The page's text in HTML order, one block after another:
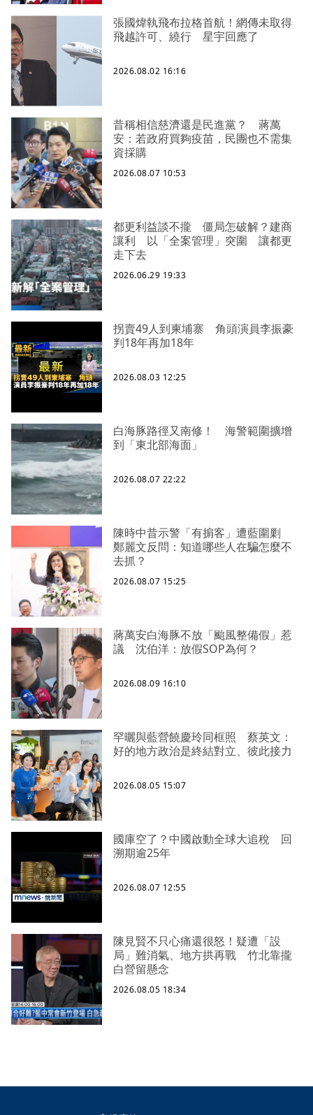
張國煒執飛布拉格首航！網傳未取得
飛越許可、繞行 星宇回應了
2026.08.02 16:16
昔稱相信慈濟還是民進黨？ 蔣萬
安：若政府買夠疫苗，民團也不需集
資採購
2026.08.07 10:53
都更利益談不攏 僵局怎破解？建商
讓利 以「全案管理」突圍 讓都更
走下去
2026.06.29 19:33
拐賣49人到柬埔寨 角頭演員李振豪
判18年再加18年
2026.08.03 12:25
白海豚路徑又南修！ 海警範圍擴增
到「東北部海面」
2026.08.07 22:22
陳時中昔示警「有掮客」遭藍圍剿
鄭麗文反問：知道哪些人在騙怎麼不
去抓？
2026.08.07 15:25
蔣萬安白海豚不放「颱風整備假」惹
議 沈伯洋：放假SOP為何？
2026.08.09 16:10
罕曬與藍營饒慶玲同框照 蔡英文：
好的地方政治是終結對立、彼此接力
2026.08.05 15:07
國庫空了？中國啟動全球大追稅 回
溯期逾25年
2026.08.07 12:55
陳見賢不只心痛還很怒！疑遭「設
局」難消氣、地方拱再戰 竹北靠攏
白營留懸念
2026.08.05 18:34